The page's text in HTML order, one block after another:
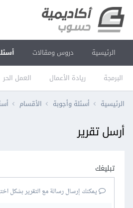
الرئيسية دروس ومقالات
البرمجة ريادة الأعمال العمل الحر
الرئيسية أسئلة وأجوبة الأقسام
أرسل تقرير
تبليغك
يمكنك إرسال رسالة مع التقرير بشكل